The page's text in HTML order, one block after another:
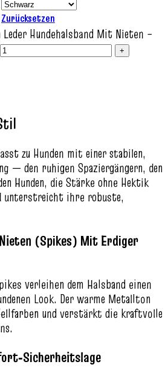
Zurücksetzen
Leder Hundehalsband Mit Nieten –
zu Hunden mit einer stabilen,
— den ruhigen Spaziergängern, den
Hunden, die Stärke ohne Hektik
unterstreicht ihre robuste,
(Spikes) Mit Erdiger
verleihen dem Halsband einen
Look. Der warme Metallton
und verstärkt die kraftvolle